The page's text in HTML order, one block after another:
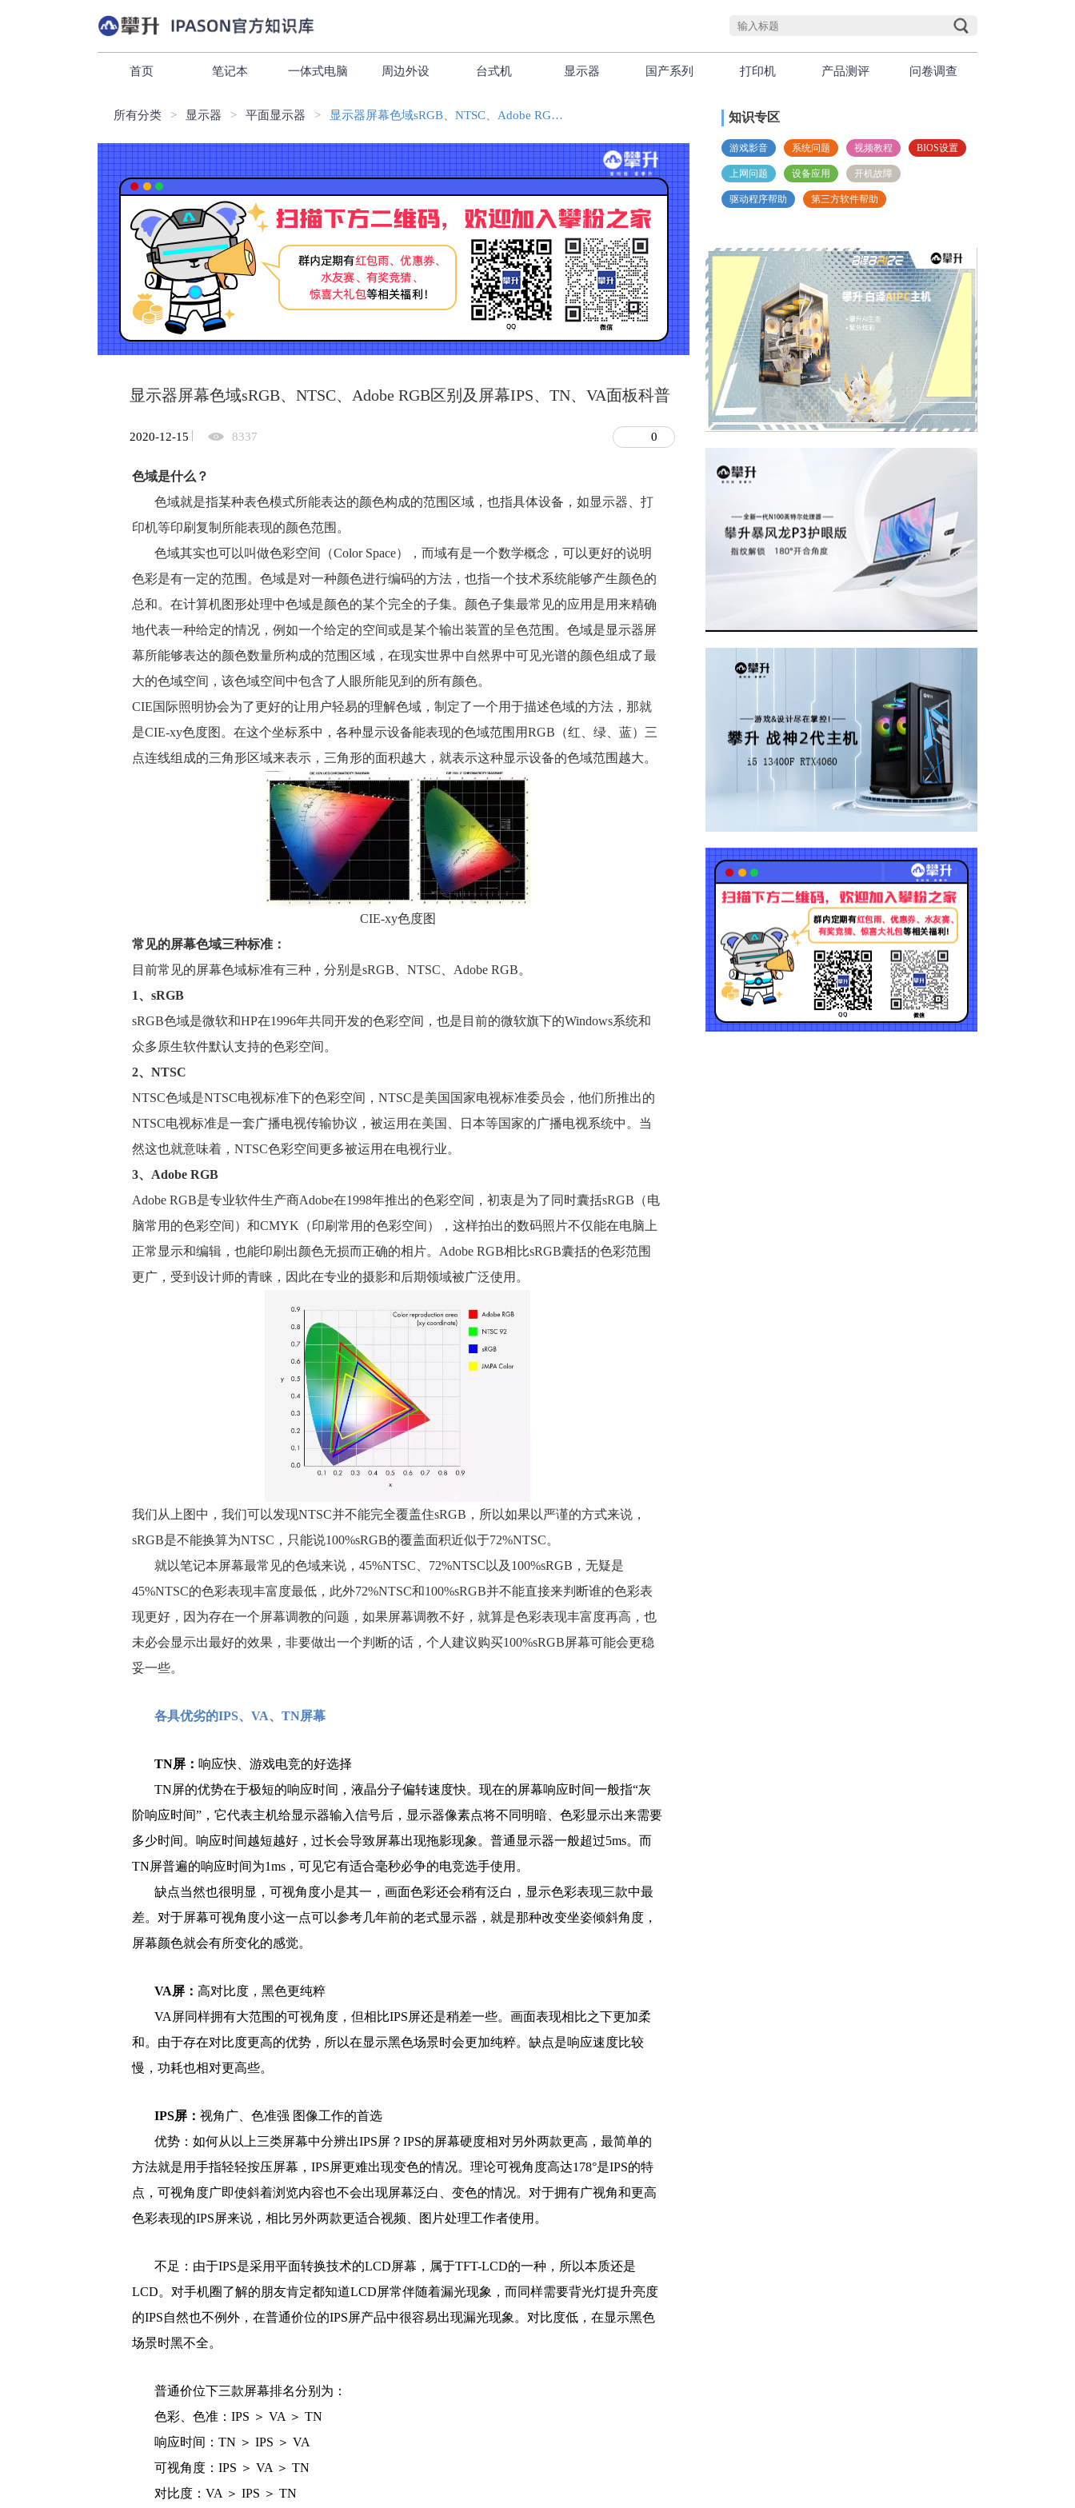
首页 笔记本 一体式电脑 周边外设 台式机 显示器 国产系列 打印机 产品测评 问卷调查
所有分类 显示器 平面显示器 显示器屏幕色域sRGB、NTSC、Adobe RGB区别及屏幕IPS、TN、VA面板科普
显示器屏幕色域sRGB、NTSC、Adobe RGB区别及屏幕IPS、TN、VA面板科普
2020-12-15 8337 0
色域是什么？
色域就是指某种表色模式所能表达的颜色构成的范围区域，也指具体设备，如显示器
打
印机等印刷复制所能表现的颜色范围。
色域其实也可以叫做色彩空间（Color Space），而域有是一个数学概念，可以更好的说明
色彩是有一定的范围。色域是对一种颜色进行编码的方法，也指一个技术系统能够产生颜色的
总和。在计算机图形处理中色域是颜色的某个完全的子集。颜色子集最常见的应用是用来精确
地代表一种给定的情况，例如一个给定的空间或是某个输出装置的呈色范围。色域是显示器屏
幕所能够表达的颜色数量所构成的范围区域，在现实世界中自然界中可见光谱的颜色组成了最
大的色域空间，该色域空间中包含了人眼所能见到的所有颜色。
CIE国际照明协会为了更好的让用户轻易的理解色域，制定了一个用于描述色域的方法，那就
是CIE-xy色度图。在这个坐标系中，各种显示设备能表现的色域范围用RGB（红、绿、蓝）三
点连线组成的三角形区域来表示，三角形的面积越大，就表示这种显示设备的色域范围越大。
CIE-xy色度图
常见的屏幕色域三种标准：
目前常见的屏幕色域标准有三种，分别是sRGB、NTSC、Adobe RGB。
1、sRGB
sRGB色域是微软和HP在1996年共同开发的色彩空间，也是目前的微软旗下的Windows系统和
众多原生软件默认支持的色彩空间。
2、NTSC
NTSC色域是NTSC电视标准下的色彩空间，NTSC是美国国家电视标准委员会，他们所推出的
NTSC电视标准是一套广播电视传输协议，被运用在美国、日本等国家的广播电视系统中。当
然这也就意味着，NTSC色彩空间更多被运用在电视行业。
3、Adobe RGB
Adobe RGB是专业软件生产商Adobe在1998年推出的色彩空间，初衷是为了同时囊括sRGB（电
脑常用的色彩空间）和CMYK（印刷常用的色彩空间），这样拍出的数码照片不仅能在电脑上
正常显示和编辑，也能印刷出颜色无损而正确的相片。Adobe RGB相比sRGB囊括的色彩范围
更广，受到设计师的青睐，因此在专业的摄影和后期领域被广泛使用。
我们从上图中，我们可以发现NTSC并不能完全覆盖住sRGB，所以如果以严谨的方式来说，
sRGB是不能换算为NTSC，只能说100%sRGB的覆盖面积近似于72%NTSC。
就以笔记本屏幕最常见的色域来说，45%NTSC、72%NTSC以及100%sRGB，无疑是
45%NTSC的色彩表现丰富度最低，此外72%NTSC和100%sRGB并不能直接来判断谁的色彩表
现更好，因为存在一个屏幕调教的问题，如果屏幕调教不好，就算是色彩表现丰富度再高，也
未必会显示出最好的效果，非要做出一个判断的话，个人建议购买100%sRGB屏幕可能会更稳
妥一些。
各具优劣的IPS、VA、TN屏幕
TN屏： 响应快、游戏电竞的好选择
TN屏的优势在于极短的响应时间，液晶分子偏转速度快。现在的屏幕响应时间一般指“灰
阶响应时间”，它代表主机给显示器输入信号后，显示器像素点将不同明暗、色彩显示出来需要
多少时间。响应时间越短越好，过长会导致屏幕出现拖影现象。普通显示器一般超过5ms。而
TN屏普遍的响应时间为1ms，可见它有适合毫秒必争的电竞选手使用。
缺点当然也很明显，可视角度小是其一，画面色彩还会稍有泛白，显示色彩表现三款中最
差。对于屏幕可视角度小这一点可以参考几年前的老式显示器，就是那种改变坐姿倾斜角度，
屏幕颜色就会有所变化的感觉。
VA屏： 高对比度，黑色更纯粹
VA屏同样拥有大范围的可视角度，但相比IPS屏还是稍差一些。画面表现相比之下更加柔
和。由于存在对比度更高的优势，所以在显示黑色场景时会更加纯粹。缺点是响应速度比较
慢，功耗也相对更高些。
IPS屏： 视角广、色准强 图像工作的首选
优势：如何从以上三类屏幕中分辨出IPS屏？IPS的屏幕硬度相对另外两款更高，最简单的
方法就是用手指轻轻按压屏幕，IPS屏更难出现变色的情况。理论可视角度高达178°是IPS的特
点，可视角度广即使斜着浏览内容也不会出现屏幕泛白、变色的情况。对于拥有广视角和更高
色彩表现的IPS屏来说，相比另外两款更适合视频、图片处理工作者使用。
不足：由于IPS是采用平面转换技术的LCD屏幕，属于TFT-LCD的一种，所以本质还是
LCD。对手机圈了解的朋友肯定都知道LCD屏常伴随着漏光现象，而同样需要背光灯提升亮度
的IPS自然也不例外，在普通价位的IPS屏产品中很容易出现漏光现象。对比度低，在显示黑色
场景时黑不全。
普通价位下三款屏幕排名分别为：
色彩、色准：IPS ＞ VA ＞ TN
响应时间：TN ＞ IPS ＞ VA
可视角度：IPS ＞ VA ＞ TN
对比度：VA ＞ IPS ＞ TN
知识专区
游戏影音 系统问题 视频教程 BIOS设置
上网问题 设备应用 开机故障
驱动程序帮助 第三方软件帮助